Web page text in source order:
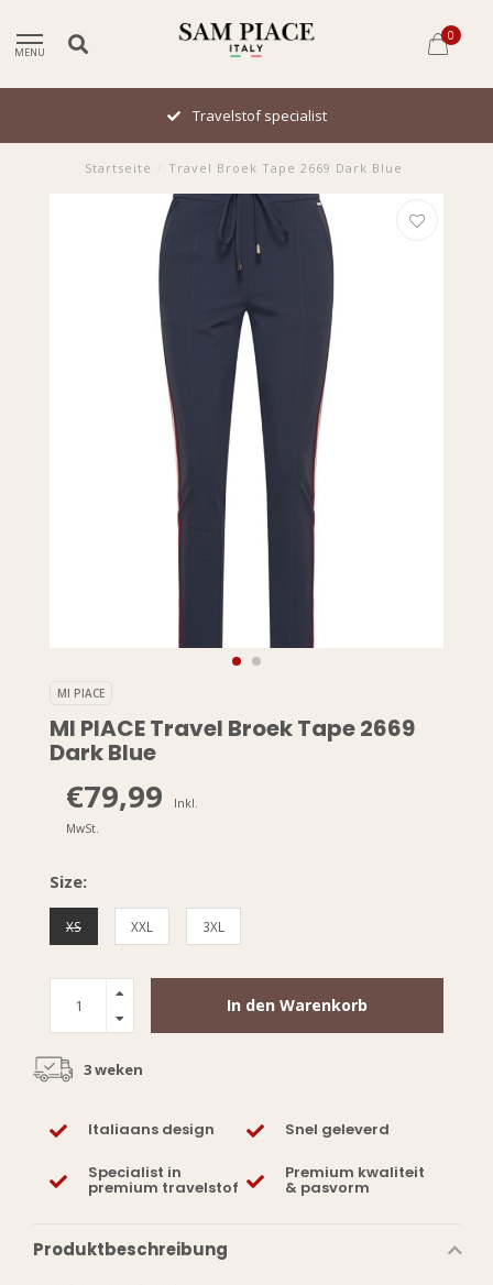
MENU
0
Travelstof specialist
Startseite Travel Broek Tape 2669 Dark Blue
MI PIACE
MI PIACE Travel Broek Tape 2669
Dark Blue
€79,99
Inkl.
MwSt.
Size:
XS XXL 3XL
In den Warenkorb
3 weken
Italiaans design Snel geleverd
Specialist in
premium travelstof
Premium kwaliteit
& pasvorm
Produktbeschreibung